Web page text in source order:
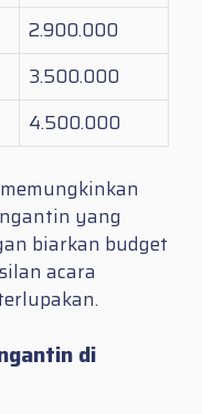
2.900.000
3.500.000
4.500.000
yang
biarkan budget
acara
di